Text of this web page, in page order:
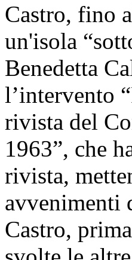
Castro, fino
un'isola
Benedetta
l’intervento
rivista del
1963”, che
rivista,
avvenimenti
Castro,